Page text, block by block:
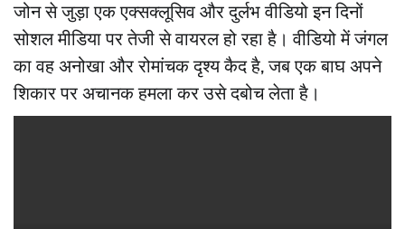
जोन से जुड़ा एक एक्सक्लूसिव और दुर्लभ वीडियो इन दिनों
सोशल मीडिया पर तेजी से वायरल हो रहा है। वीडियो में जंगल
का वह अनोखा और रोमांचक दृश्य कैद है, जब एक बाघ अपने
शिकार पर अचानक हमला कर उसे दबोच लेता है।